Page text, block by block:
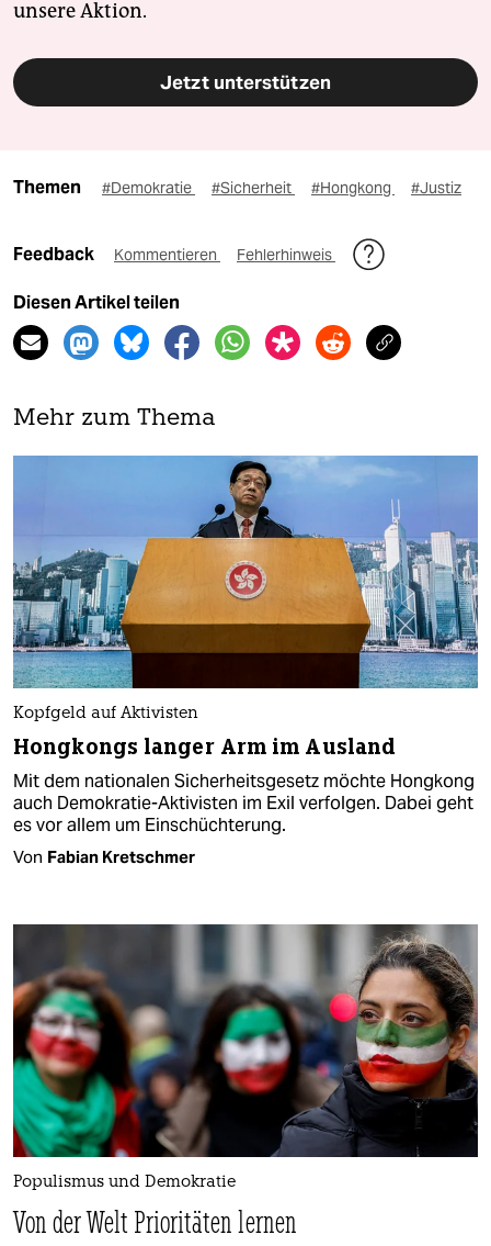
unsere Aktion.
Jetzt unterstützen
Themen #Demokratie #Sicherheit #Hongkong #Justiz
Feedback Kommentieren Fehlerhinweis
Diesen Artikel teilen
Mehr zum Thema
Kopfgeld auf Aktivisten
Hongkongs langer Arm im Ausland
Mit dem nationalen Sicherheitsgesetz möchte Hongkong
auch Demokratie-Aktivisten im Exil verfolgen. Dabei geht
es vor allem um Einschüchterung.
Von Fabian Kretschmer
Populismus und Demokratie
Von der Welt Prioritäten lernen